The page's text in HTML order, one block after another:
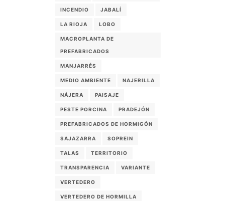
INCENDIO JABALÍ
LA RIOJA LOBO
MACROPLANTA DE
PREFABRICADOS
MANJARRÉS
MEDIO AMBIENTE NAJERILLA
NÁJERA PAISAJE
PESTE PORCINA PRADEJÓN
PREFABRICADOS DE HORMIGÓN
SAJAZARRA SOPREIN
TALAS TERRITORIO
TRANSPARENCIA VARIANTE
VERTEDERO
VERTEDERO DE HORMILLA